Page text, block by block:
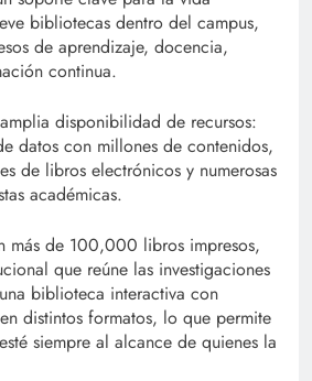
bibliotecas dentro del campus,
de aprendizaje, docencia,
continua.
disponibilidad de recursos:
datos con millones de contenidos,
de libros electrónicos y numerosas
académicas.
más de 100,000 libros impresos,
que reúne las investigaciones
biblioteca interactiva con
distintos formatos, lo que permite
siempre al alcance de quienes la